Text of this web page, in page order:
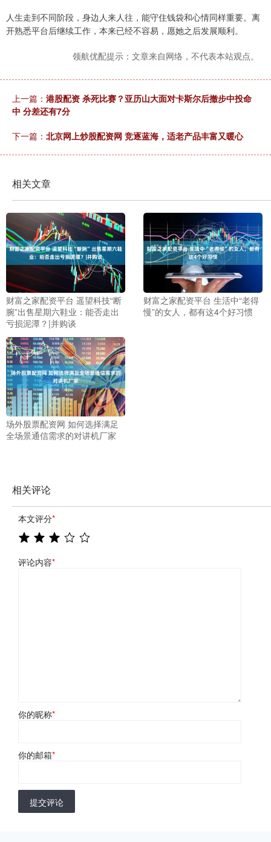
人生走到不同阶段，身边人来人往，能守住钱袋和心情同样重要。离
开熟悉平台后继续工作，本来已经不容易，愿她之后发展顺利。
领航优配提示：文章来自网络，不代表本站观点。
上一篇： 港股配资 杀死比赛？亚历山大面对卡斯尔后撤步中投命
中 分差还有7分
下一篇： 北京网上炒股配资网 竞逐蓝海，适老产品丰富又暖心
相关文章
财富之家配资平台 遥望科技“断
腕”出售星期六鞋业：能否走出
亏损泥潭？|并购谈
财富之家配资平台 生活中“老得
慢”的女人，都有这4个好习惯
场外股票配资网 如何选择满足
全场景通信需求的对讲机厂家
相关评论
本文评分*
评论内容*
你的昵称*
你的邮箱*
提交评论